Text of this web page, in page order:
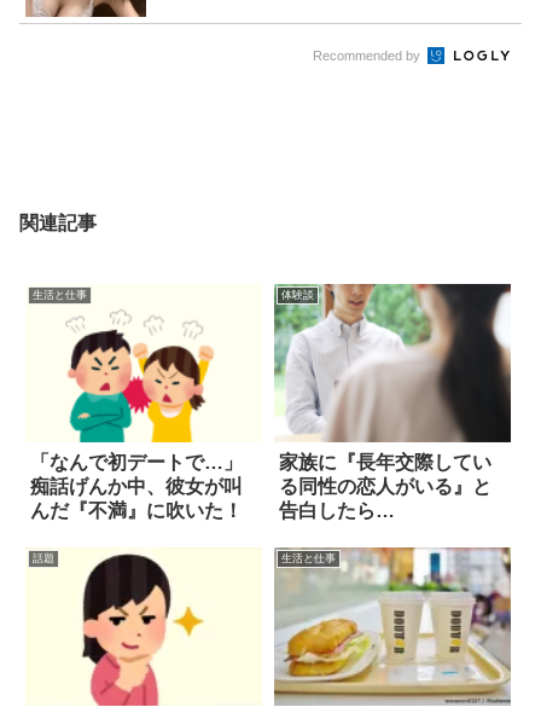
Recommended by
関連記事
生活と仕事
「なんで初デートで…」
痴話げんか中、彼女が叫
んだ『不満』に吹いた！
体験談
家族に『長年交際してい
る同性の恋人がいる』と
告白したら…
話題 生活と仕事